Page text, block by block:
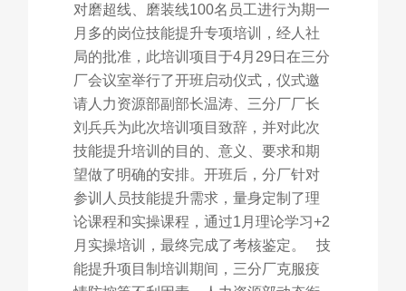
对磨超线、磨装线100名员工进行为期一
月多的岗位技能提升专项培训，经人社
局的批准，此培训项目于4月29日在三分
厂会议室举行了开班启动仪式，仪式邀
请人力资源部副部长温涛、三分厂厂长
刘兵兵为此次培训项目致辞，并对此次
技能提升培训的目的、意义、要求和期
望做了明确的安排。开班后，分厂针对
参训人员技能提升需求，量身定制了理
论课程和实操课程，通过1月理论学习+2
月实操培训，最终完成了考核鉴定。 技
能提升项目制培训期间，三分厂克服疫